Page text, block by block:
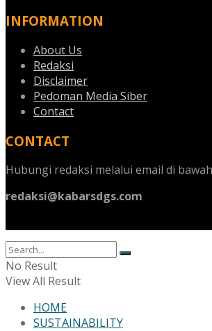
INFORMATION
About Us
Redaksi
Disclaimer
Pedoman Media Siber
Contact
CONTACT
Hubungi redaksi melalui email di
redaksi@kabarsdgs.com
No Result
View All Result
HOME
SUSTAINABILITY